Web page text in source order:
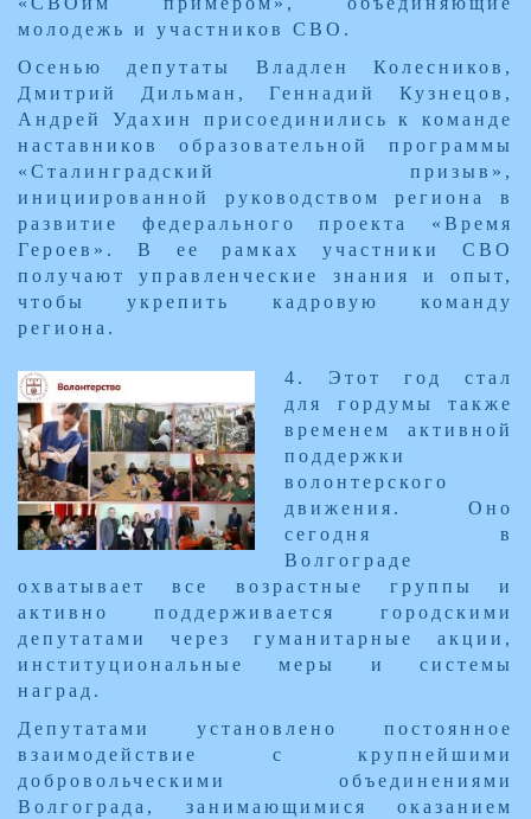
молодежь и участников СВО.
Осенью депутаты Владлен Колесников,
Дмитрий Дильман, Геннадий Кузнецов,
Андрей Удахин присоединились к команде
наставников образовательной программы
«Сталинградский призыв»,
инициированной руководством региона в
развитие федерального проекта «Время
Героев». В ее рамках участники СВО
получают управленческие знания и опыт,
чтобы укрепить кадровую команду
региона.
​4. Этот год стал
для гордумы также
временем активной
поддержки
волонтерского
движения. Оно
сегодня в
Волгограде
охватывает все возрастные группы и
активно поддерживается городскими
депутатами через гуманитарные акции,
институциональные меры и системы
наград.
Депутатами установлено постоянное
взаимодействие с крупнейшими
добровольческими объединениями
Волгограда, занимающимися оказанием